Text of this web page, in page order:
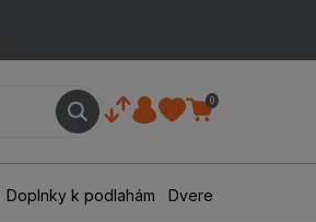
0
Doplnky k podlahám Dvere